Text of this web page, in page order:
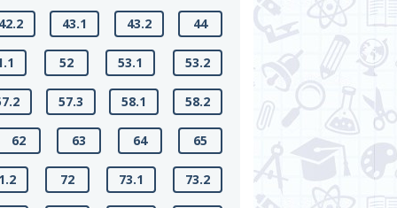
43.1 43.2 44
52 53.1 53.2
57.3 58.1 58.2
62 63 64 65
72 73.1 73.2